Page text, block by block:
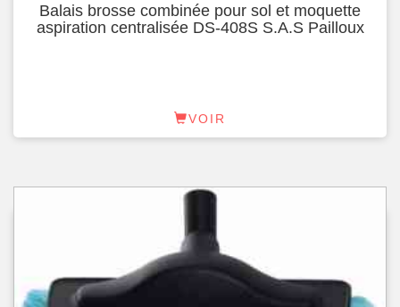
Balais brosse combinée pour sol et moquette
aspiration centralisée DS-408S S.A.S Pailloux
VOIR